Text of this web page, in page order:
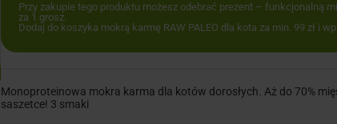
Przy zakupie tego produktu możesz odebrać prezent – funkcjonalną
za 1 grosz.
Dodaj do koszyka mokrą karmę RAW PALEO dla kota za min. 99 zł i
Monoproteinowa mokra karma dla kotów dorosłych. Aż do 70%
saszetce! 3 smaki